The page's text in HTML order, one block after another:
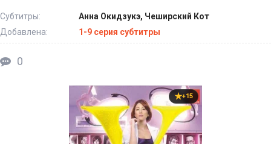
Субтитры:
Анна Окидзукэ, Чеширский Кот
Добавлена:
1-9 серия субтитры
0
+15